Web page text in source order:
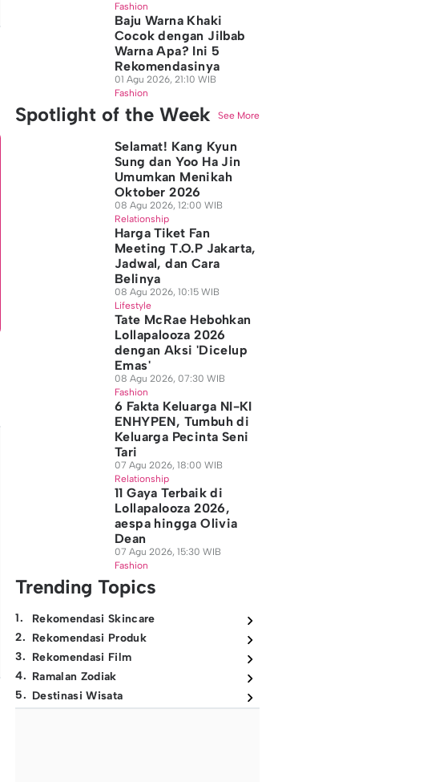
Fashion
Baju Warna Khaki
Cocok dengan Jilbab
Warna Apa? Ini 5
Rekomendasinya
01 Agu 2026, 21:10 WIB
Fashion
Spotlight of the Week See More
Selamat! Kang Kyun
Sung dan Yoo Ha Jin
Umumkan Menikah
Oktober 2026
08 Agu 2026, 12:00 WIB
Relationship
Harga Tiket Fan
Meeting T.O.P Jakarta,
Jadwal, dan Cara
Belinya
08 Agu 2026, 10:15 WIB
Lifestyle
Tate McRae Hebohkan
Lollapalooza 2026
dengan Aksi 'Dicelup
Emas'
08 Agu 2026, 07:30 WIB
Fashion
6 Fakta Keluarga NI-KI
ENHYPEN, Tumbuh di
Keluarga Pecinta Seni
Tari
07 Agu 2026, 18:00 WIB
Relationship
11 Gaya Terbaik di
Lollapalooza 2026,
aespa hingga Olivia
Dean
07 Agu 2026, 15:30 WIB
Fashion
Trending Topics
1.
Rekomendasi Skincare
2. Rekomendasi Produk
3. Rekomendasi Film
4. Ramalan Zodiak
5. Destinasi Wisata